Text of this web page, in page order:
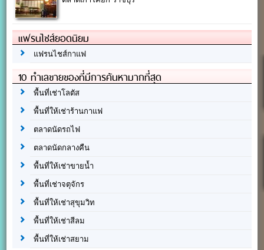
แฟรนไชส์ยอดนิยม
แฟรนไชส์กาแฟ
10 ทำเลขายของที่มีการค้นหามากที่สุด
พื้นที่เช่าโลตัส
พื้นที่ให้เช่าร้านกาแฟ
ตลาดนัดรถไฟ
ตลาดนัดกลางคืน
พื้นที่ให้เช่าขายน้ำ
พื้นที่เช่าจตุจักร
พื้นที่ให้เช่าสุขุมวิท
พื้นที่ให้เช่าสีลม
พื้นที่ให้เช่าสยาม